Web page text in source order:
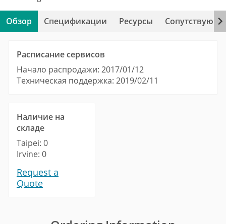
Обзор Спецификации Ресурсы
Расписание сервисов
Начало распродажи: 2017/01/12
Техническая поддержка: 2019/02/11
Наличие на
складе
Taipei: 0
Irvine: 0
Request a
Quote